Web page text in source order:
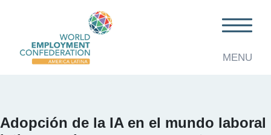
MENU
Adopción de la IA en el mundo laboral